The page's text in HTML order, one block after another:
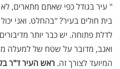
" עיר בגודל כפי שאתם מתארים,
בית חולים בעיר? "בהחלט. ואני
לדלת פתוחה. יש כבר יותר
המיועד לצורך זה. ראש העיר ד"ר